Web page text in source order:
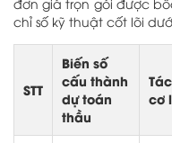
chỉ số kỹ thuật cốt lõi
STT
Biến số
cấu thành
dự toán
thầu
cơ